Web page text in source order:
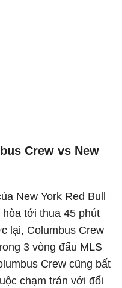
Crew vs New
New York Red Bull
tới thua 45 phút
lại, Columbus Crew
3 vòng đấu MLS
Crew cũng bất
chạm trán với đối